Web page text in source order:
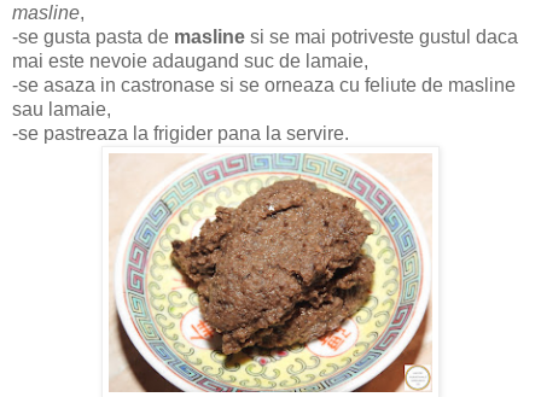
masline,
-se gusta pasta de masline si se mai potriveste gustul daca
mai este nevoie adaugand suc de lamaie,
-se asaza in castronase si se orneaza cu feliute de masline
sau lamaie,
-se pastreaza la frigider pana la servire.